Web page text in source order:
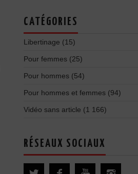
CATÉGORIES
Libertinage (15)
Pour femmes (25)
Pour hommes (54)
Pour hommes et femmes (94)
Vidéo sans article (1 166)
RÉSEAUX SOCIAUX